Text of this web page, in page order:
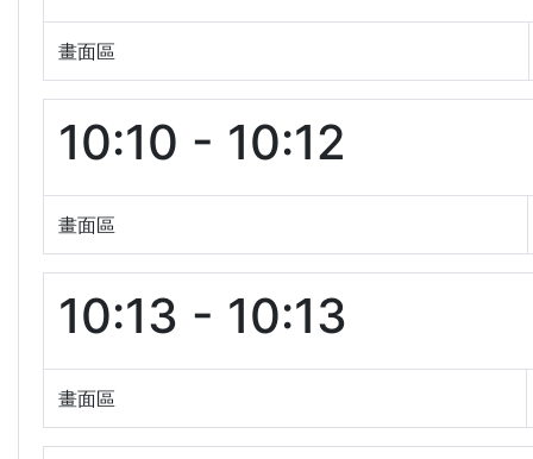
畫面區
10:10 - 10:12
畫面區
10:13 - 10:13
畫面區